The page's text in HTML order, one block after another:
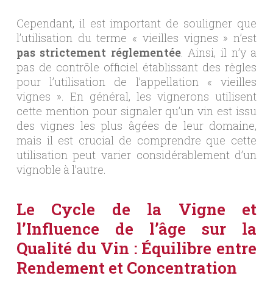
Cependant, il est important de souligner que
l’utilisation du terme « vieilles vignes » n’est
pas strictement réglementée. Ainsi, il n’y a
pas de contrôle officiel établissant des règles
pour l’utilisation de l’appellation « vieilles
vignes ». En général, les vignerons utilisent
cette mention pour signaler qu’un vin est issu
des vignes les plus âgées de leur domaine,
mais il est crucial de comprendre que cette
utilisation peut varier considérablement d’un
vignoble à l’autre.
Le Cycle de la Vigne et
l’Influence de l’âge sur la
Qualité du Vin : Équilibre entre
Rendement et Concentration